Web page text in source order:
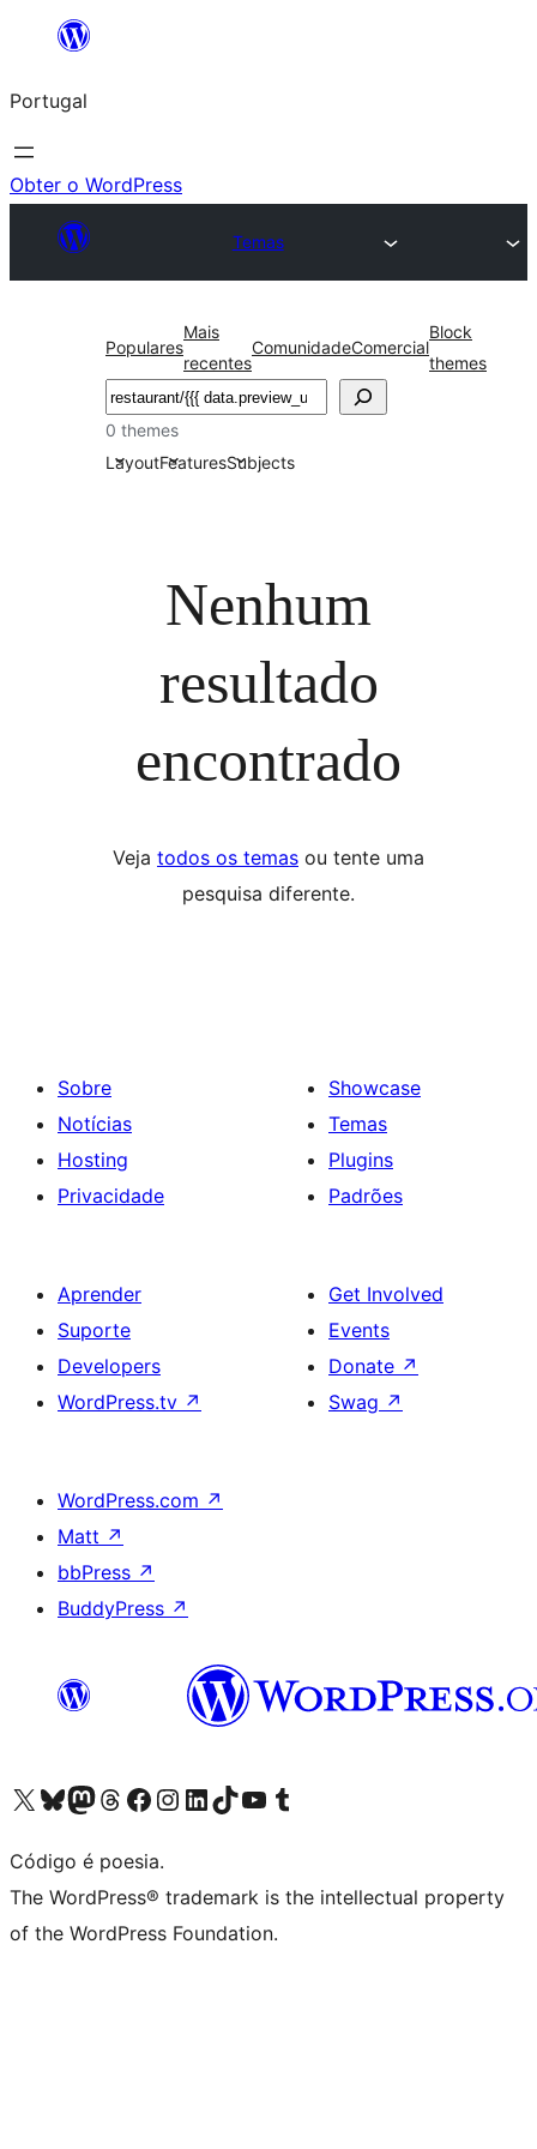
Saltar
o
conteúdo
Portugal
Obter o WordPress
Temas
Populares
Mais
recentes
ComunidadeComercial
Block
themes
Pesquisar
0 themes
LayoutFeaturesSubjects
Nenhum
resultado
encontrado
Veja todos os temas ou tente uma
pesquisa diferente.
Sobre
Notícias
Hosting
Privacidade
Showcase
Temas
Plugins
Padrões
Aprender
Suporte
Developers
WordPress.tv ↗
Get Involved
Events
Donate ↗
Swag ↗
WordPress.com ↗
Matt ↗
bbPress ↗
BuddyPress ↗
Visite a nossa conta X (antigo Twitter)
Visit our Bluesky account
Visit our Mastodon account
Visit our Threads account
Visite a nossa página do Facebook
Visite a nossa conta no Instagram
Visite a nossa conta no LinkedIn
Visit our TikTok account
Visit our YouTube channel
Visit our Tumblr account
Código é poesia.
The WordPress® trademark is the intellectual property
of the WordPress Foundation.